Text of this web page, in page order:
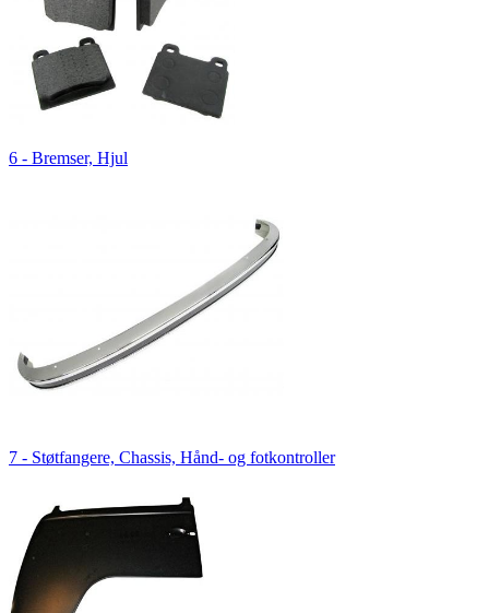
6 - Bremser, Hjul
7 - Støtfangere, Chassis, Hånd- og fotkontroller